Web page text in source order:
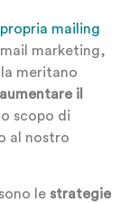
mailing
marketing,
meritano
il
scopo di
al nostro
le strategie